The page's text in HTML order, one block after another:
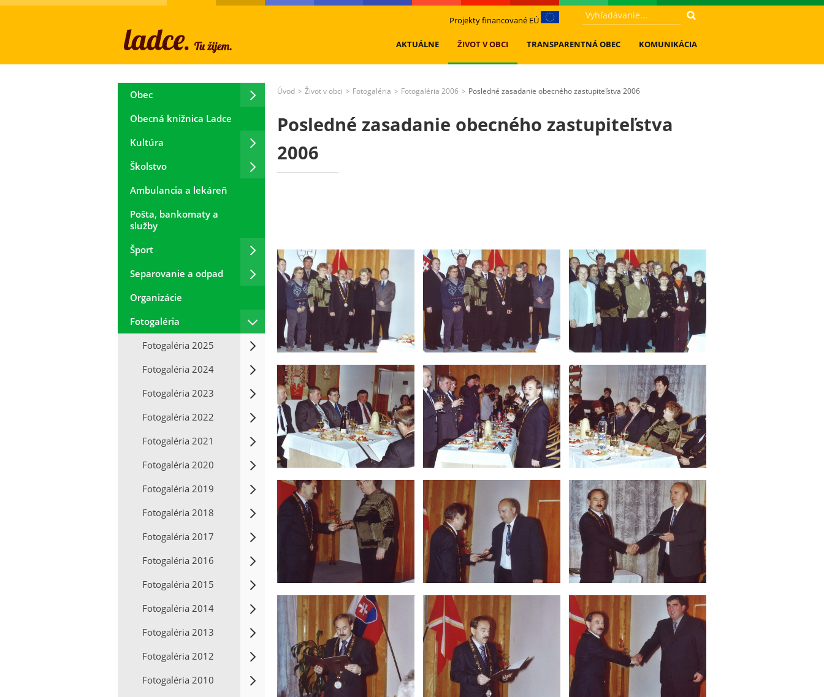
Projekty financované EÚ
AKTUÁLNE ŽIVOT V OBCI TRANSPARENTNÁ OBEC KOMUNIKÁCIA
Obec
Obecná knižnica Ladce
Kultúra
Školstvo
Ambulancia a lekáreň
Pošta, bankomaty a
služby
Šport
Separovanie a odpad
Organizácie
Fotogaléria
Fotogaléria 2025
Fotogaléria 2024
Fotogaléria 2023
Fotogaléria 2022
Fotogaléria 2021
Fotogaléria 2020
Fotogaléria 2019
Fotogaléria 2018
Fotogaléria 2017
Fotogaléria 2016
Fotogaléria 2015
Fotogaléria 2014
Fotogaléria 2013
Fotogaléria 2012
Fotogaléria 2010
Úvod > Život v obci > Fotogaléria > Fotogaléria 2006 > Posledné zasadanie obecného zastupiteľstva 2006
Posledné zasadanie obecného zastupiteľstva
2006